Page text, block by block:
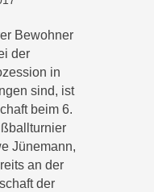
Bewohner
der
in
sind, ist
beim 6.
Jünemann,
an der
der